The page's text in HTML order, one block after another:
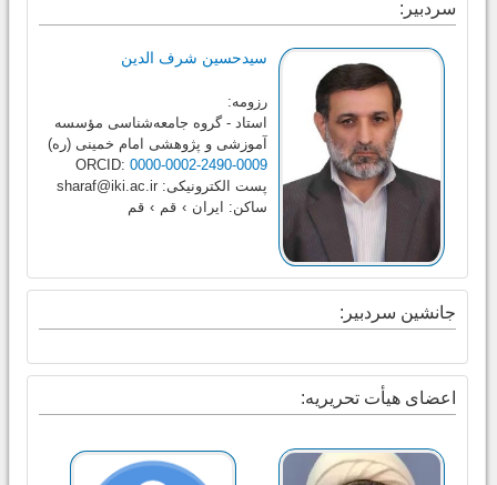
سردبیر:
سیدحسین شرف الدین
رزومه:
استاد - گروه جامعه‌شناسی مؤسسه
آموزشی و پژوهشی امام خمینی (ره)
ORCID: 0000-0002-2490-0009
پست الکترونیکی: sharaf@iki.ac.ir
ساکن:
ایران › قم › قم
جانشین سردبیر:
اعضای هیأت تحریریه: